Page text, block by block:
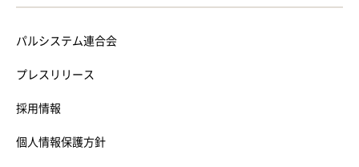
パルシステム連合会
プレスリリース
採用情報
個人情報保護方針